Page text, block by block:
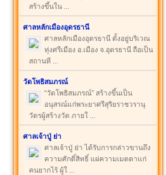
สร้างขึ้นใน ...
ศาลหลักเมืองอุดรธานี
ศาลหลักเมืองอุดรธานี ตั้งอยู่บริเวณ
ทุ่งศรีเมือง อ.เมือง จ.อุดรธานี ถือเป็น
สถานที ...
วัดโพธิสมภรณ์
“วัดโพธิสมภรณ์” สร้างขึ้นเป็น
อนุสรณ์แก่พระยาศรีสุริยราชวรานุ
วัตรผู้สร้างวัด ภายใ ...
ศาลเจ้าปู่ ย่า
ศาลเจ้าปู่ ย่า ได้รับการกล่าวขานถึง
ความศักดิ์สิทธิ์ แผ่ความเมตตาแก่
คนยากไร้ ผู้ใ ...